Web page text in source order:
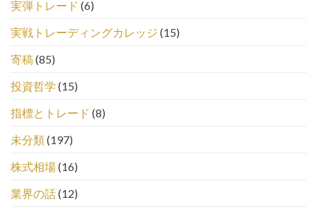
実弾トレード (6)
実戦トレーディングカレッジ (15)
寄稿(85)
投資哲学 (15)
指標とトレード (8)
未分類(197)
株式相場(16)
業界の話(12)